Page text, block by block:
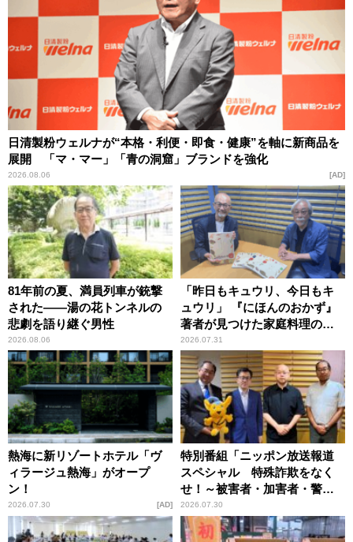
日清製粉ウェルナが“本格・利便・即食・健康”を軸に新商品を
展開 「マ・マー」「青の洞窟」ブランドを強化
2026.08.06 AD
81年前の夏、満員列車が銃撃
された――湯の花トンネルの
悲劇を語り継ぐ男性
2026.08.06
「昨日もキュウリ、今日もキ
ュウリ」 『にほんのおかず』
著者が見つけた家庭料理の知
恵
2026.07.31
熱海に新リゾートホテル「ヴ
ィラージュ熱海」がオープ
ン！
2026.07.30 AD
特別番組「ニッポン放送報道
スペシャル 特殊詐欺をなく
せ！～被害者・加害者・警視
庁が語るトクリュウの実態
～」放送
2026.07.30